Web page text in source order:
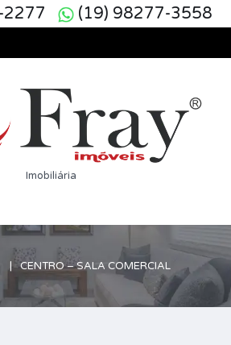
(19) 98277-3558
2277
Imobiliária
CENTRO – SALA COMERCIAL